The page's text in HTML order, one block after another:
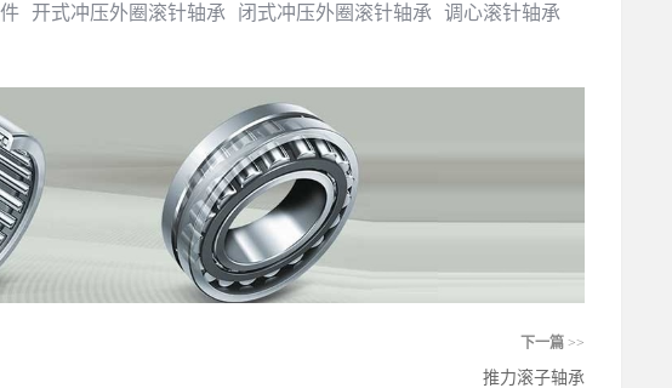
开式冲压外圈滚针轴承 闭式冲压外圈滚针轴承
调心滚针轴承
下一篇 >>
推力滚子轴承